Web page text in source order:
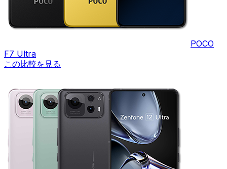
POCO
F7 Ultra
この比較を見る